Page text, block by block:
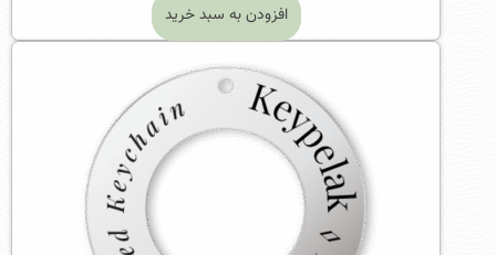
افزودن به سبد خرید